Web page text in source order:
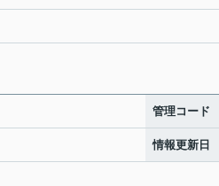
管理コード
情報更新日